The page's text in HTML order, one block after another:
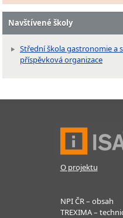
Navštívené školy
Střední škola gastronomie a
příspěvková organizace
O projektu
NPI ČR – obsah
TREXIMA –